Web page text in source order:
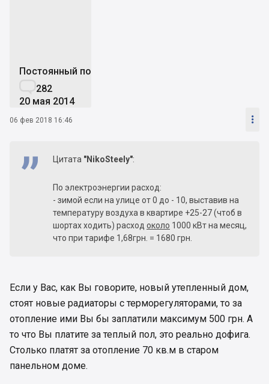
Постоянный пользователь
282
20 мая 2014
06 фев 2018 16:46 
Цитата "NikoSteely":
По электроэнергии расход:
- зимой если на улице от 0 до - 10, выставив на
температуру воздуха в квартире +25-27 (чтоб в
шортах ходить) расход около 1000 кВт на месяц,
что при тарифе 1,68грн. = 1680 грн.
Если у Вас, как Вы говорите, новый утепленный дом,
стоят новые радиаторы с терморегуляторами, то за
отопление ими Вы бы заплатили максимум 500 грн. А
то что Вы платите за теплый пол, это реально дофига.
Столько платят за отопление 70 кв.м в старом
панельном доме.